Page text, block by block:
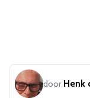
door Henk